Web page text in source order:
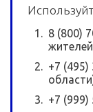
8 (800)
+7
+7